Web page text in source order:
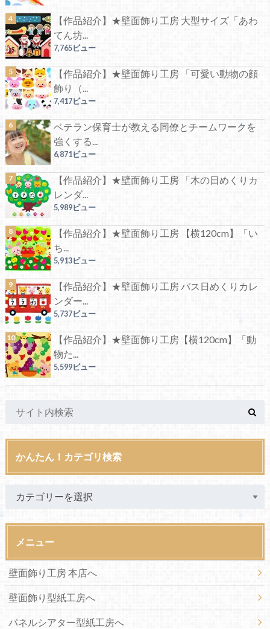
【作品紹介】★壁面飾り工房 大型サイズ「あわ
てん坊...
7,765ビュー
【作品紹介】★壁面飾り工房 「可愛い動物の顔
飾り（...
7,417ビュー
ベテラン保育士が教える同僚とチームワークを
強くする...
6,871ビュー
【作品紹介】★壁面飾り工房 「木の日めくりカ
レンダ...
5,989ビュー
【作品紹介】★壁面飾り工房 【横120cm】「い
ち...
5,913ビュー
【作品紹介】★壁面飾り工房 バス日めくりカレ
ンダー...
5,737ビュー
【作品紹介】★壁面飾り工房【横120cm】「動
物た...
5,599ビュー
かんたん！カテゴリ検索
メニュー
壁面飾り工房 本店へ
壁面飾り型紙工房へ
パネルシアター型紙工房へ